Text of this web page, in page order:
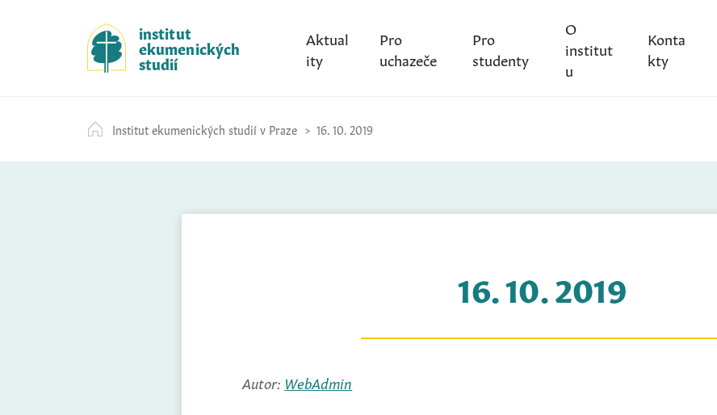
k
i
p
t
c
o
institut
ekumenických
studií
Aktual
ity
Pro
uchazeče
Pro
studenty
O
institut
u
Konta
kty
Institut ekumenických studií v Praze 16. 10. 2019
16. 10. 2019
Autor: WebAdmin